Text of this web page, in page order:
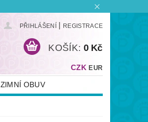
PŘIHLÁŠENÍ REGISTRACE
CZK EUR
KOŠÍK: 0 Kč
ZIMNÍ OBUV